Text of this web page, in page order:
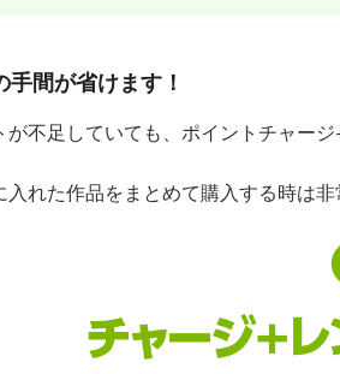
手間が省けます！
が不足していても、ポイントチャー
入れた作品をまとめて購入する時は非